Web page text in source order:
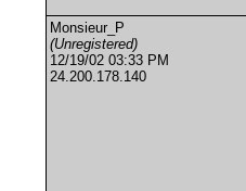
Monsieur_P
(Unregistered)
12/19/02 03:33 PM
24.200.178.140